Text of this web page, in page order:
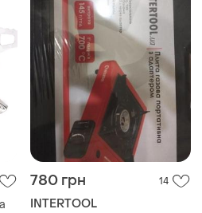
780 грн 14
INTERTOOL